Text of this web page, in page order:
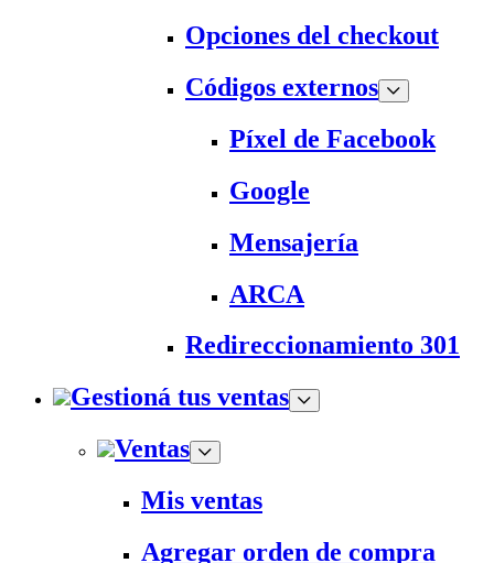
Opciones del checkout
Códigos externos
Píxel de Facebook
Google
Mensajería
ARCA
Redireccionamiento 301
Gestioná tus ventas
Ventas
Mis ventas
Agregar orden de compra